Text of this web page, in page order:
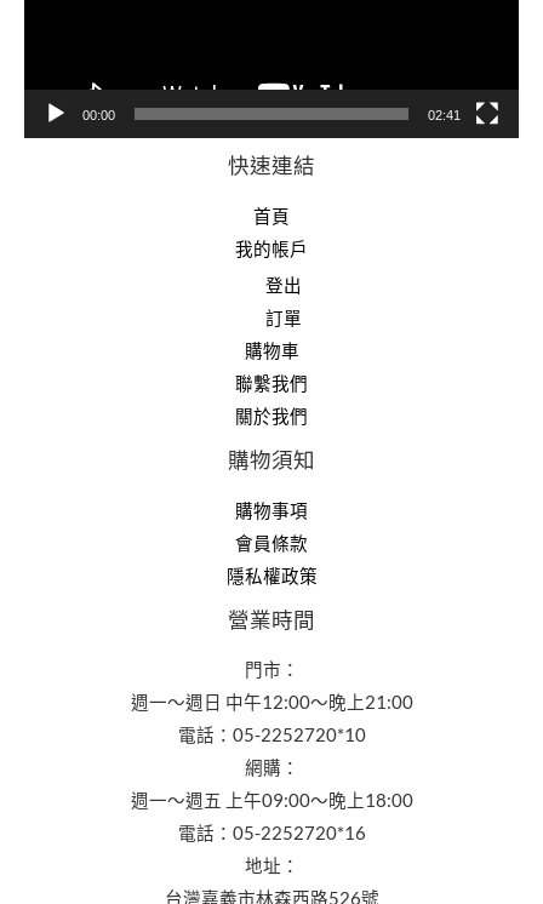
00:00 02:41
快速連結
首頁
我的帳戶
登出
訂單
購物車
聯繫我們
關於我們
購物須知
購物事項
會員條款
隱私權政策
營業時間
門市：
週一～週日 中午12:00～晚上21:00
電話：05-2252720*10
網購：
週一～週五 上午09:00～晚上18:00
電話：05-2252720*16
地址：
台灣嘉義市林森西路526號